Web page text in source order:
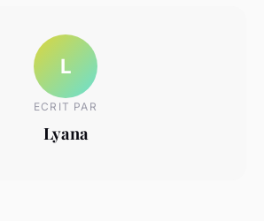
L
ECRIT PAR
Lyana